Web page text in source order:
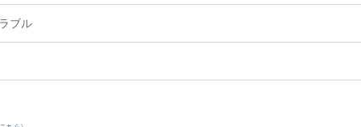
ブル